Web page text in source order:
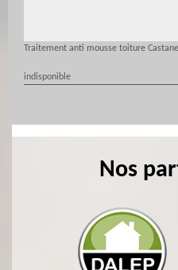
Traitement anti mousse toiture
indisponible
Nos